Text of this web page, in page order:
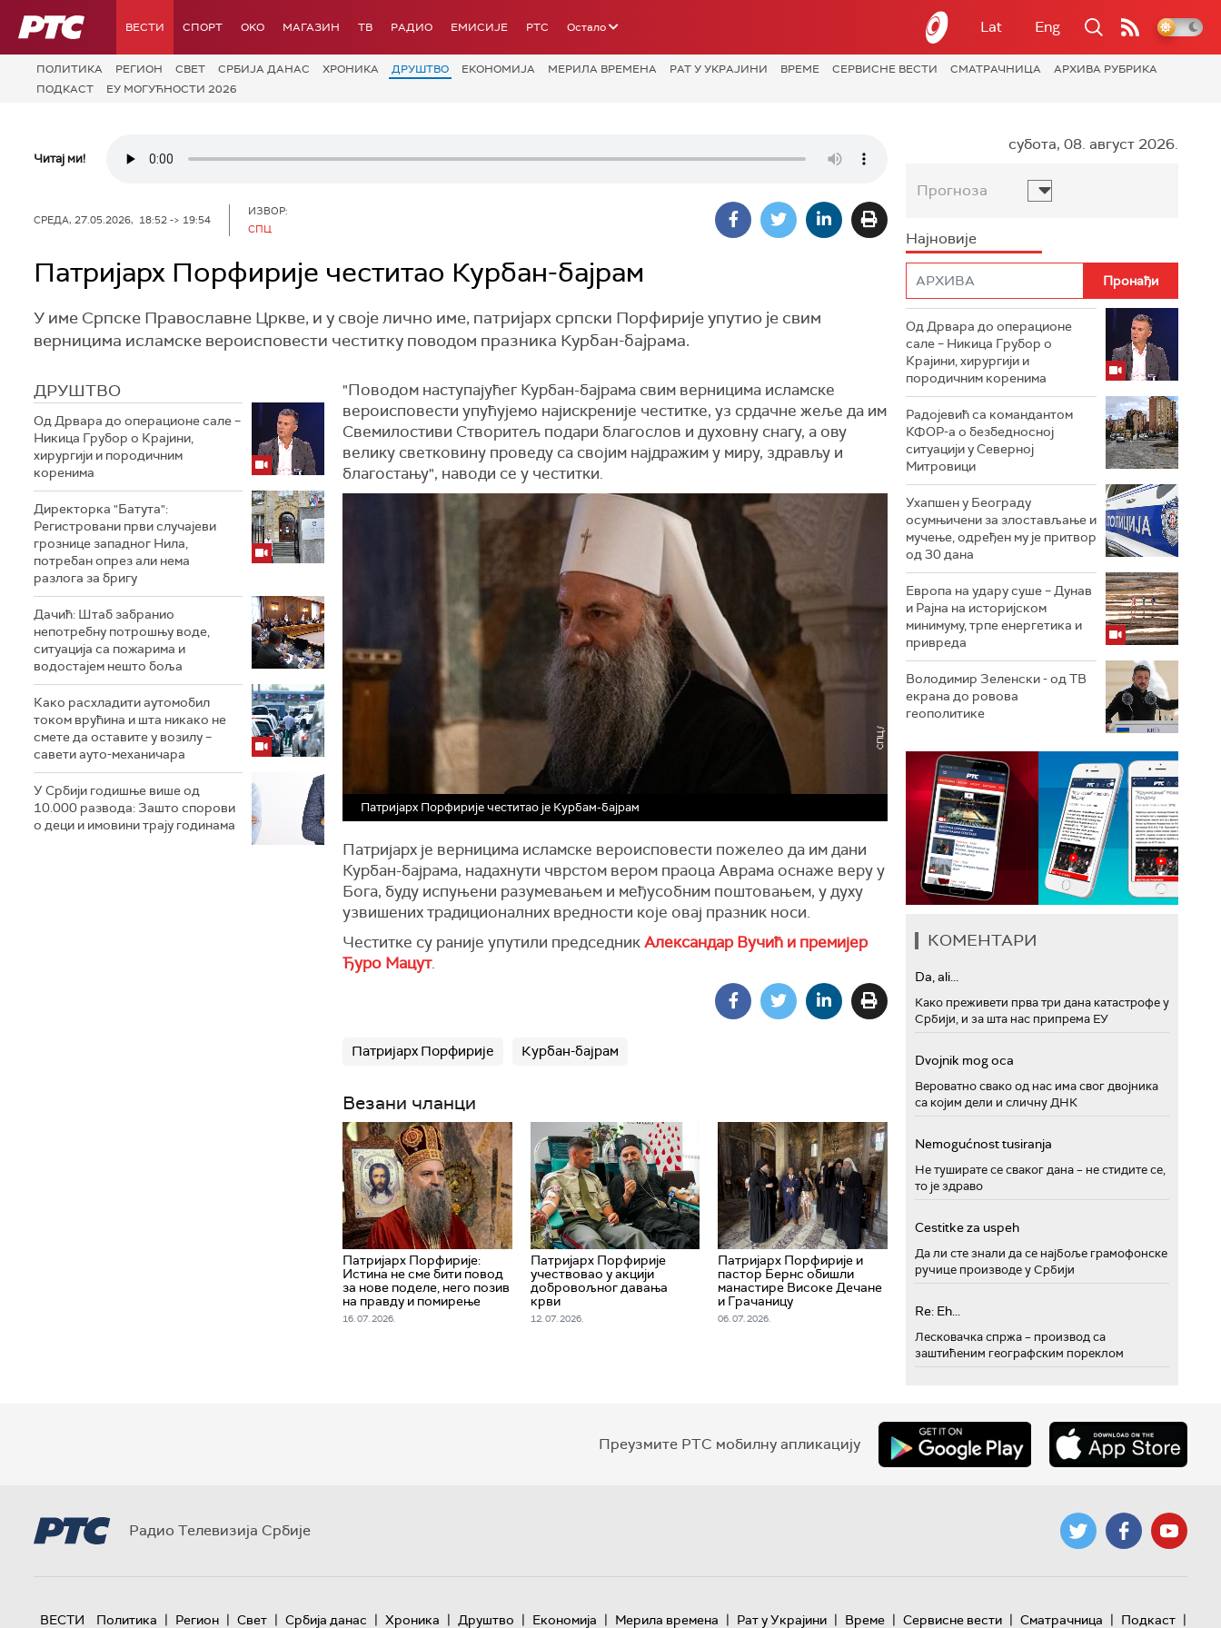
РТС ВЕСТИ СПОРТ OKO МАГАЗИН ТВ РАДИО ЕМИСИЈЕ РТС Остало Lat Eng
ПОЛИТИКА РЕГИОН СВЕТ СРБИЈА ДАНАС ХРОНИКА ДРУШТВО ЕКОНОМИЈА МЕРИЛА ВРЕМЕНА РАТ У УКРАЈИНИ ВРЕМЕ СЕРВИСНЕ ВЕСТИ СМАТРАЧНИЦА
АРХИВА РУБРИКА
ПОДКАСТ
ЕУ МОГУЋНОСТИ 2026
Читај ми!
СРЕДА, 27.05.2026, 18:52 -> 19:54
ИЗВОР:
СПЦ
Патријарх Порфирије честитао Курбан-бајрам
У име Српске Православне Цркве, и у своје лично име, патријарх српски Порфирије упутио је свим
верницима исламске вероисповести честитку поводом празника Курбан-бајрама.
ДРУШТВО
Од Дрвара до операционе сале –
Никица Грубор о Крајини,
хирургији и породичним
коренима
Директорка "Батута":
Регистровани први случајеви
грознице западног Нила,
потребан опрез али нема
разлога за бригу
Дачић: Штаб забранио
непотребну потрошњу воде,
ситуација са пожарима и
водостајем нешто боља
Како расхладити аутомобил
током врућина и шта никако не
смете да оставите у возилу –
савети ауто-механичара
У Србији годишње више од
10.000 развода: Зашто спорови
о деци и имовини трају годинама
"Поводом наступајућег Курбан-бајрама свим верницима исламске
вероисповести упућујемо најискреније честитке, уз срдачне жеље да им
Свемилостиви Створитељ подари благослов и духовну снагу, а ову
велику светковину проведу са својим најдражим у миру, здрављу и
благостању", наводи се у честитки.
Патријарх Порфирије честитао је Курбам-бајрам
Патријарх је верницима исламске вероисповести пожелео да им дани
Курбан-бајрама, надахнути чврстом вером праоца Аврама оснаже веру у
Бога, буду испуњени разумевањем и међусобним поштовањем, у духу
узвишених традиционалних вредности које овај празник носи.
Честитке су раније упутили председникАлександар Вучић и премијер
Ђуро Мацут.
Патријарх Порфирије Курбан-бајрам
Везани чланци
Патријарх Порфирије:
Истина не сме бити повод
за нове поделе, него позив
на правду и помирење
16. 07. 2026.
Патријарх Порфирије
учествовао у акцији
добровољног давања
крви
12. 07. 2026.
Патријарх Порфирије и
пастор Бернс обишли
манастире Високе Дечане
и Грачаницу
06. 07. 2026.
субота, 08. август 2026.
Прогноза
Најновије
Од Дрвара до операционе
сале – Никица Грубор о
Крајини, хирургији и
породичним коренима
Радојевић са командантом
КФОР-а о безбедносној
ситуацији у Северној
Митровици
Ухапшен у Београду
осумњичени за злостављање и
мучење, одређен му је притвор
од 30 дана
Европа на удару суше – Дунав
и Рајна на историјском
минимуму, трпе енергетика и
привреда
Володимир Зеленски - од ТВ
екрана до ровова
геополитике
КОМЕНТАРИ
Da, ali...
Како преживети прва три дана катастрофе у
Србији, и за шта нас припрема ЕУ
Dvojnik mog oca
Вероватно свако од нас има свог двојника
са којим дели и сличну ДНК
Nemogućnost tusiranja
Не туширате се сваког дана – не стидите се,
то је здраво
Cestitke za uspeh
Да ли сте знали да се најбоље грамофонске
ручице производе у Србији
Re: Eh...
Лесковачка спржа – производ са
заштићеним географским пореклом
Преузмите РТС мобилну апликацију
Радио Телевизија Србије
ВЕСТИ Политика | Регион | Свет | Србија данас | Хроника | Друштво | Економија | Мерила времена | Рат у Украјини | Време | Сервисне вести | Сматрачница | Подкаст |